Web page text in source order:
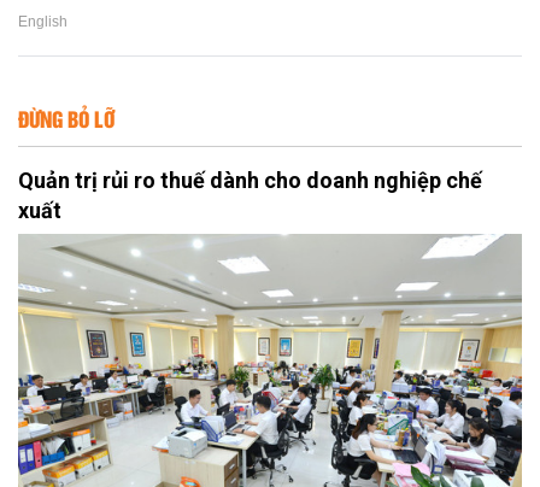
English
ĐỪNG BỎ LỠ
Quản trị rủi ro thuế dành cho doanh nghiệp chế
xuất